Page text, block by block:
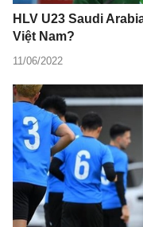
HLV U23 Saudi
Việt Nam?
11/06/2022